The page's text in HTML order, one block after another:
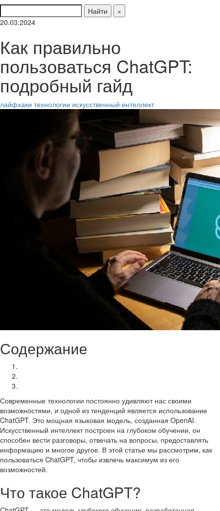
Найти
×
20.03.2024
Как правильно
пользоваться ChatGPT:
подробный гайд
лайфхаки технологии искусственный интеллект
Содержание
Современные технологии постоянно удивляют нас своими
возможностями, и одной из тенденций является использование
ChatGPT. Это мощная языковая модель, созданная OpenAI.
Искусственный интеллект построен на глубоком обучении, он
способен вести разговоры, отвечать на вопросы, предоставлять
информацию и многое другое. В этой статье мы рассмотрим, как
пользоваться ChatGPT, чтобы извлечь максимум из его
возможностей.
Что такое ChatGPT?